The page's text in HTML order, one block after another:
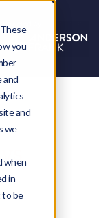
you
and
and
we
when
in
to be